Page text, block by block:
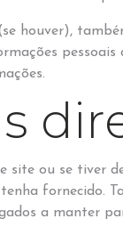
houver),
site ou se tiver
fornecido.
a manter